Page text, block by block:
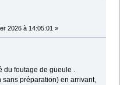
2026 à 14:05:01 »
du foutage de gueule .
sans préparation) en arrivant,